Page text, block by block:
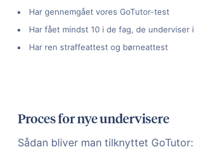
Har gennemgået vores GoTutor-test
Har fået mindst 10 i de fag, de underviser i
Har ren straffeattest og børneattest
Proces for nye undervisere
Sådan bliver man tilknyttet GoTutor: